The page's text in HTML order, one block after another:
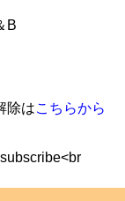
B
除はこちらから